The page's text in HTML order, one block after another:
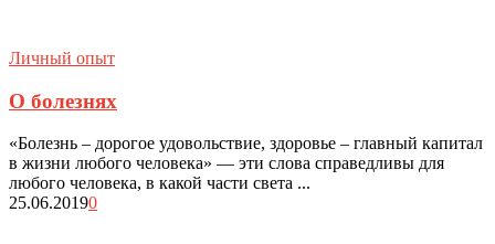
Личный опыт
О болезнях
«Болезнь – дорогое удовольствие, здоровье – главный капитал
в жизни любого человека» — эти слова справедливы для
любого человека, в какой части света ...
25.06.20190